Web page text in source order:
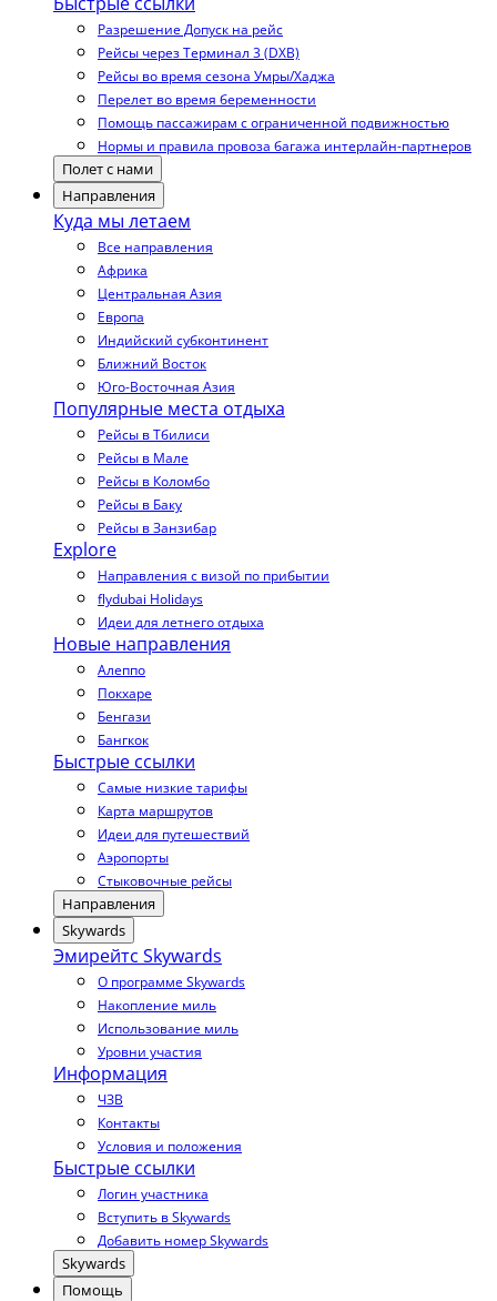
Разрешение Допуск на рейс
Рейсы через Терминал 3 (DXB)
Рейсы во время сезона Умры/Хаджа
Перелет во время беременности
Помощь пассажирам с ограниченной подвижностью
Нормы и правила провоза багажа интерлайн-партнеров
Полет с нами
Направления
Куда мы летаем
Все направления
Африка
Центральная Азия
Европа
Индийский субконтинент
Ближний Восток
Юго-Восточная Азия
Популярные места отдыха
Рейсы в Тбилиси
Рейсы в Мале
Рейсы в Коломбо
Рейсы в Баку
Рейсы в Занзибар
Explore
Направления с визой по прибытии
flydubai Holidays
Идеи для летнего отдыха
Новые направления
Алеппо
Покхаре
Бенгази
Бангкок
Быстрые ссылки
Самые низкие тарифы
Карта маршрутов
Идеи для путешествий
Аэропорты
Стыковочные рейсы
Направления
Skywards
Эмирейтс Skywards
О программе Skywards
Накопление миль
Использование миль
Уровни участия
Информация
ЧЗВ
Контакты
Условия и положения
Быстрые ссылки
Логин участника
Вступить в Skywards
Добавить номер Skywards
Skywards
Помощь